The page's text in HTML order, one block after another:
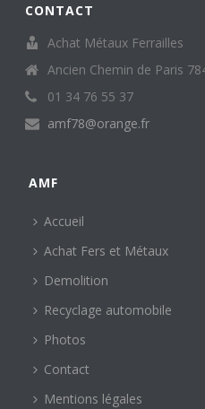
CONTACT
Achat Métaux Ferrailles
Ancien Chemin de Paris
01 34 76 55 37
amf78@orange.fr
AMF
Accueil
Achat Fers et Métaux
Demolition
Recyclage automobile
Photos
Contact
Mentions légales